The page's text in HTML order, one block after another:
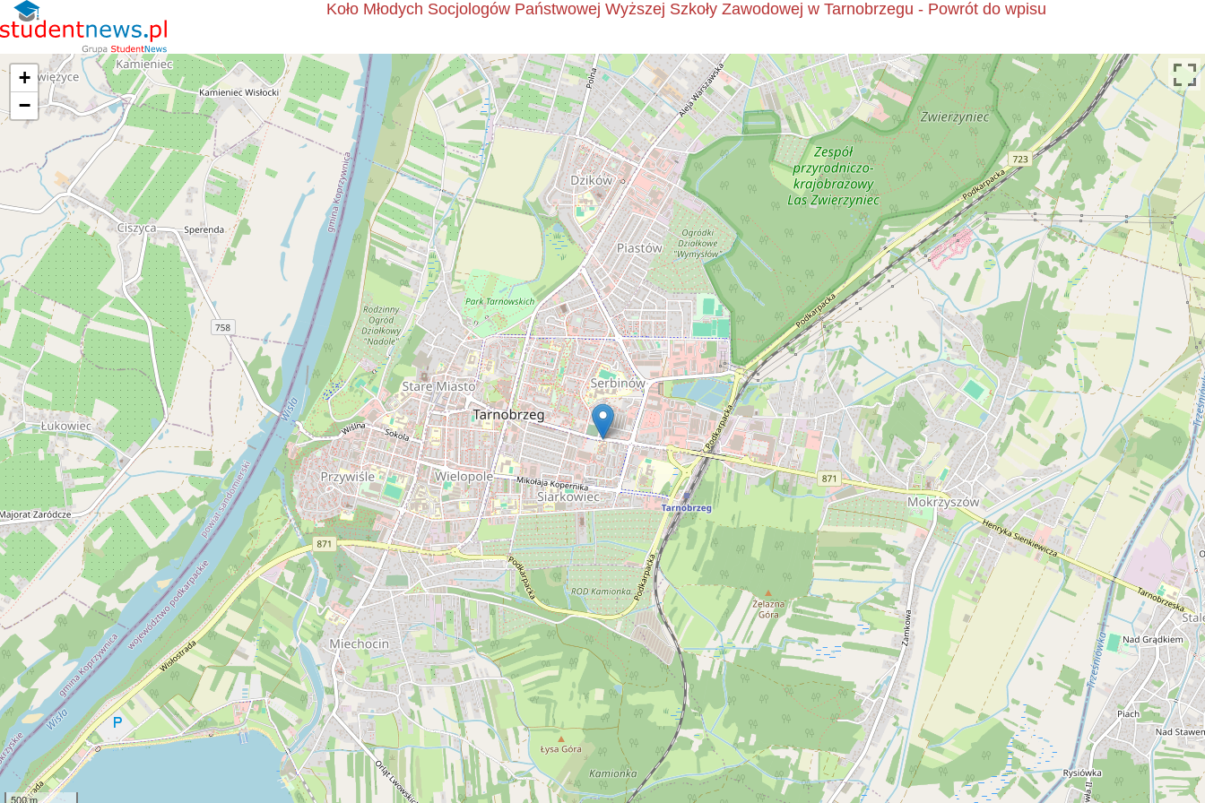
Koło Młodych Socjologów Państwowej Wyższej Szkoły Zawodowej w Tarnobrzegu - Powrót do wpisu
+
−
500 m